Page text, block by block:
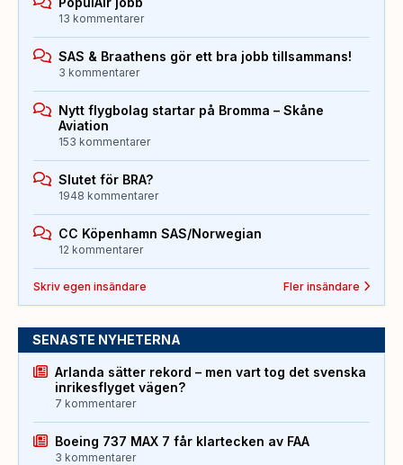
13 kommentarer
SAS & Braathens gör ett bra jobb tillsammans!
3 kommentarer
Nytt flygbolag startar på Bromma – Skåne
Aviation
153 kommentarer
Slutet för BRA?
1948 kommentarer
CC Köpenhamn SAS/Norwegian
12 kommentarer
Skriv egen insändare Fler insändare
SENASTE NYHETERNA
Arlanda sätter rekord – men vart tog det svenska
inrikesflyget vägen?
7 kommentarer
Boeing 737 MAX 7 får klartecken av FAA
3 kommentarer